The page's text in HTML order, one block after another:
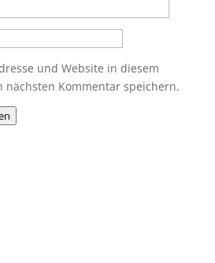
und Website in diesem
nächsten Kommentar speichern.